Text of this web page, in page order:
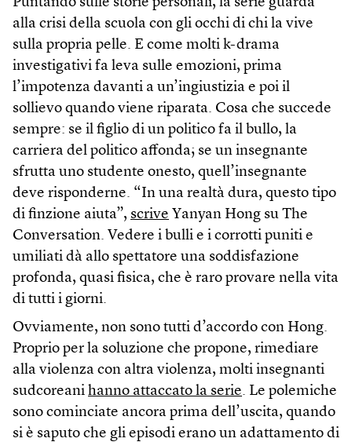
alla crisi della scuola con gli occhi di chi la vive
sulla propria pelle. E come molti k-drama
investigativi fa leva sulle emozioni, prima
l’impotenza davanti a un’ingiustizia e poi il
sollievo quando viene riparata. Cosa che succede
sempre: se il figlio di un politico fa il bullo, la
carriera del politico affonda; se un insegnante
sfrutta uno studente onesto, quell’insegnante
deve risponderne. “In una realtà dura, questo tipo
di finzione aiuta”, scrive Yanyan Hong su The
Conversation. Vedere i bulli e i corrotti puniti e
umiliati dà allo spettatore una soddisfazione
profonda, quasi fisica, che è raro provare nella vita
di tutti i giorni.
Ovviamente, non sono tutti d’accordo con Hong.
Proprio per la soluzione che propone, rimediare
alla violenza con altra violenza, molti insegnanti
sudcoreani hanno attaccato la serie. Le polemiche
sono cominciate ancora prima dell’uscita, quando
si è saputo che gli episodi erano un adattamento di